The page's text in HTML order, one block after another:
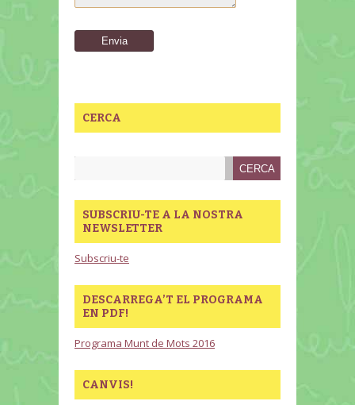
CERCA
SUBSCRIU-TE A LA NOSTRA
NEWSLETTER
Subscriu-te
DESCARREGA’T EL PROGRAMA
EN PDF!
Programa Munt de Mots 2016
CANVIS!